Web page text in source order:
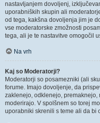
nastavljanjem dovoljenj,
uporabniških skupin ali
od tega, kakšna dovoljenja jim je
vse moderatorske zmožnosti
tega, ali je te nastavitve omogočil
Na vrh
Kaj so Moderatorji?
Moderatorji so posamezniki (ali
forume. Imajo dovoljenje, da
zaklenejo, odklenejo,
moderirajo. V spolšnem so torej
uporabniki skrenili s teme ali da